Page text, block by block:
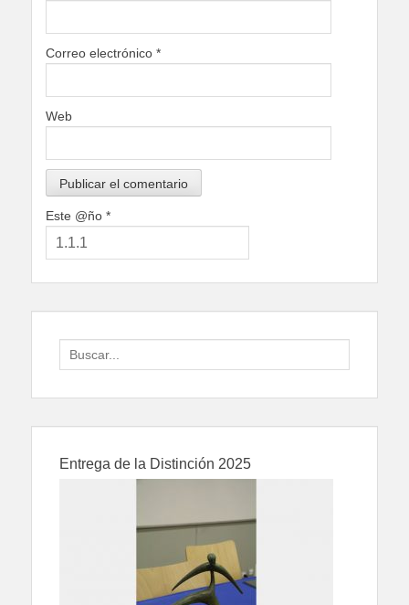
Correo electrónico *
Web
Este @ño *
Search
for:
Entrega de la Distinción 2025